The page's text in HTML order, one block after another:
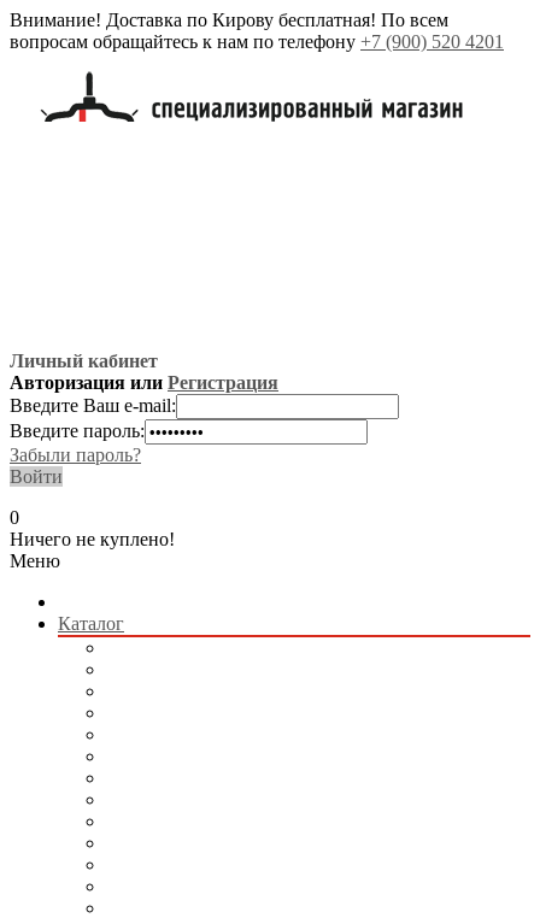
Внимание! Доставка по Кирову бесплатная! По всем
вопросам обращайтесь к нам по телефону +7 (900) 520 4201
Личный кабинет
Авторизация или Регистрация
Введите Ваш e-mail:
Введите пароль:
Забыли пароль?
Войти
0
Ничего не куплено!
Меню
Каталог